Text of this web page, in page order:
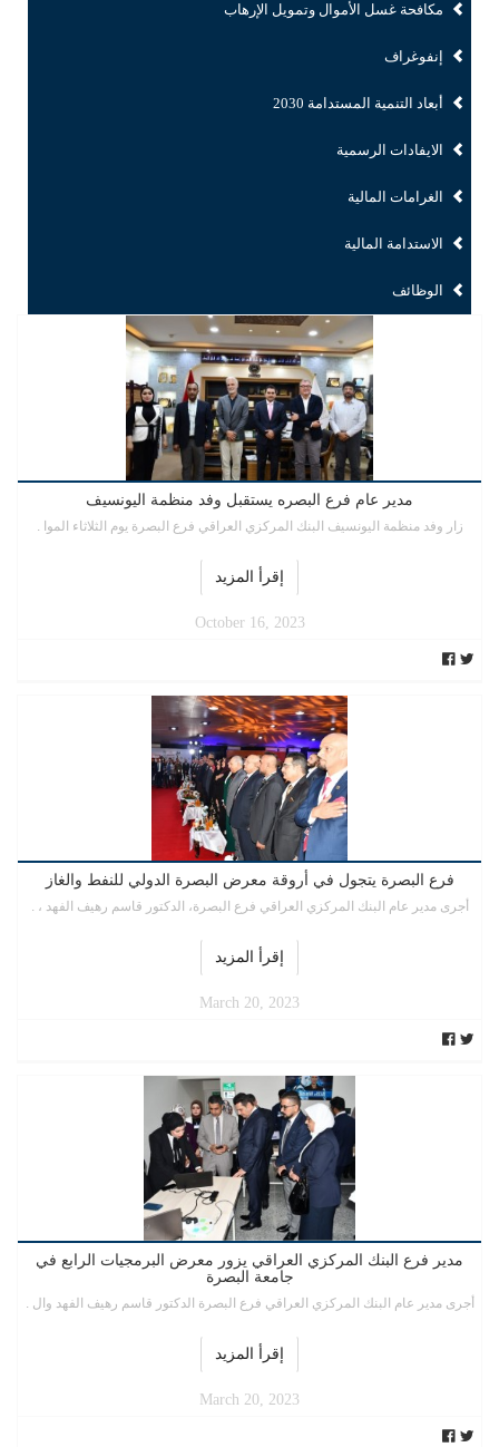
مكافحة غسل الأموال وتمويل الإرهاب
إنفوغراف
أبعاد التنمية المستدامة 2030
الايفادات الرسمية
الغرامات المالية
الاستدامة المالية
الوظائف
مدير عام فرع البصره يستقبل وفد منظمة اليونسيف
زار وفد منظمة اليونسيف البنك المركزي العراقي فرع البصرة يوم الثلاثاء الموا .
إقرأ المزيد
October 16, 2023
فرع البصرة يتجول في أروقة معرض البصرة الدولي للنفط والغاز
أجرى مدير عام البنك المركزي العراقي فرع البصرة، الدكتور قاسم رهيف الفهد ، .
إقرأ المزيد
March 20, 2023
مدير فرع البنك المركزي العراقي يزور معرض البرمجيات الرابع في
جامعة البصرة
أجرى مدير عام البنك المركزي العراقي فرع البصرة الدكتور قاسم رهيف الفهد وال .
إقرأ المزيد
March 20, 2023